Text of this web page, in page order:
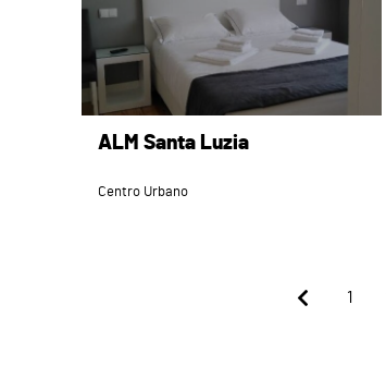
ALM Santa Luzia
Centro Urbano
1